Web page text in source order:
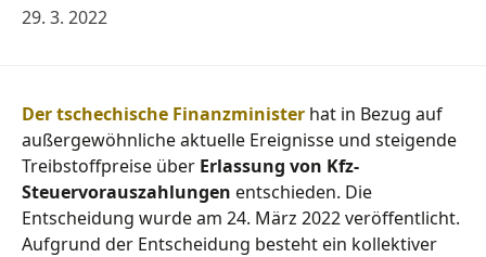
29. 3. 2022
Der tschechische Finanzminister hat in Bezug auf
außergewöhnliche aktuelle Ereignisse und steigende
Treibstoffpreise über Erlassung von Kfz-
Steuervorauszahlungen entschieden. Die
Entscheidung wurde am 24. März 2022 veröffentlicht.
Aufgrund der Entscheidung besteht ein kollektiver